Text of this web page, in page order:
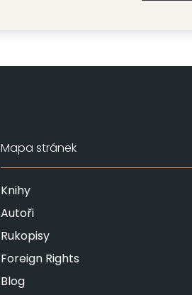
Mapa stránek
Knihy
Autoři
Rukopisy
Foreign Rights
Blog